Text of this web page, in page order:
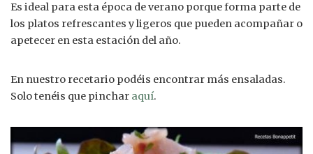
Es ideal para esta época de verano porque forma parte de
los platos refrescantes y ligeros que pueden acompañar o
apetecer en esta estación del año.
En nuestro recetario podéis encontrar más ensaladas.
Solo tenéis que pinchar aquí.